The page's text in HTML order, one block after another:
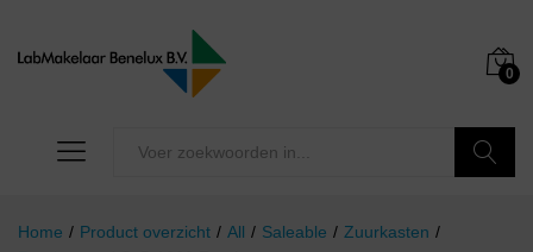
0
Home / Product overzicht / All / Saleable / Zuurkasten /